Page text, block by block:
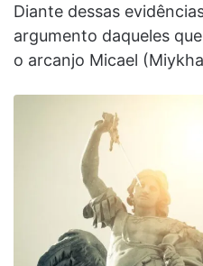
Diante dessas
argumento daqueles
o arcanjo Micael